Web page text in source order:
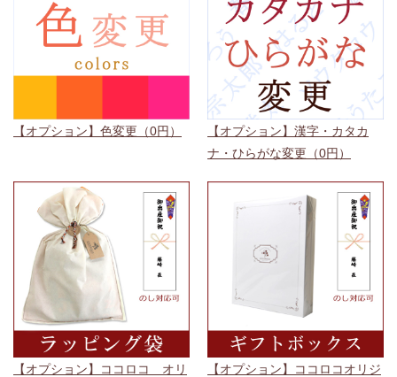
【オプション】色変更（0円）
【オプション】漢字・カタカ
ナ・ひらがな変更（0円）
【オプション】ココロコ オリ
【オプション】ココロコオリジ